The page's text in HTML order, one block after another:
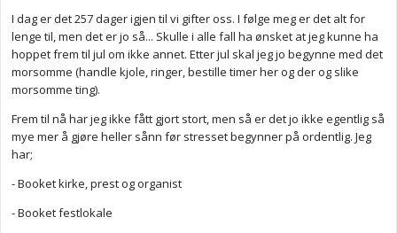
I dag er det 257 dager igjen til vi gifter oss. I følge meg er det alt for
lenge til, men det er jo så... Skulle i alle fall ha ønsket at jeg kunne ha
hoppet frem til jul om ikke annet. Etter jul skal jeg jo begynne med det
morsomme (handle kjole, ringer, bestille timer her og der og slike
morsomme ting).
Frem til nå har jeg ikke fått gjort stort, men så er det jo ikke egentlig så
mye mer å gjøre heller sånn før stresset begynner på ordentlig. Jeg
har;
- Booket kirke, prest og organist
- Booket festlokale